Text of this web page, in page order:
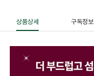
상품상세 구독정보